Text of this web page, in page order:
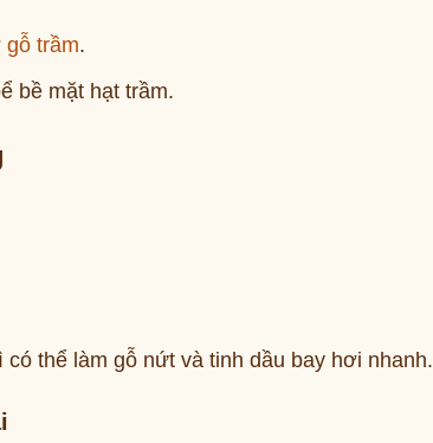
gỗ trầm.
bề mặt hạt trầm.
có thể làm gỗ nứt và tinh dầu bay hơi nhanh.